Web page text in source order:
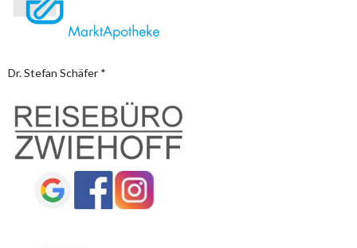
Dr. Stefan Schäfer *